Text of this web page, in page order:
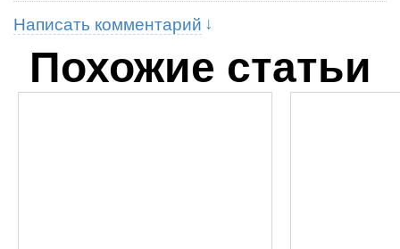
Написать комментарий
Похожие статьи